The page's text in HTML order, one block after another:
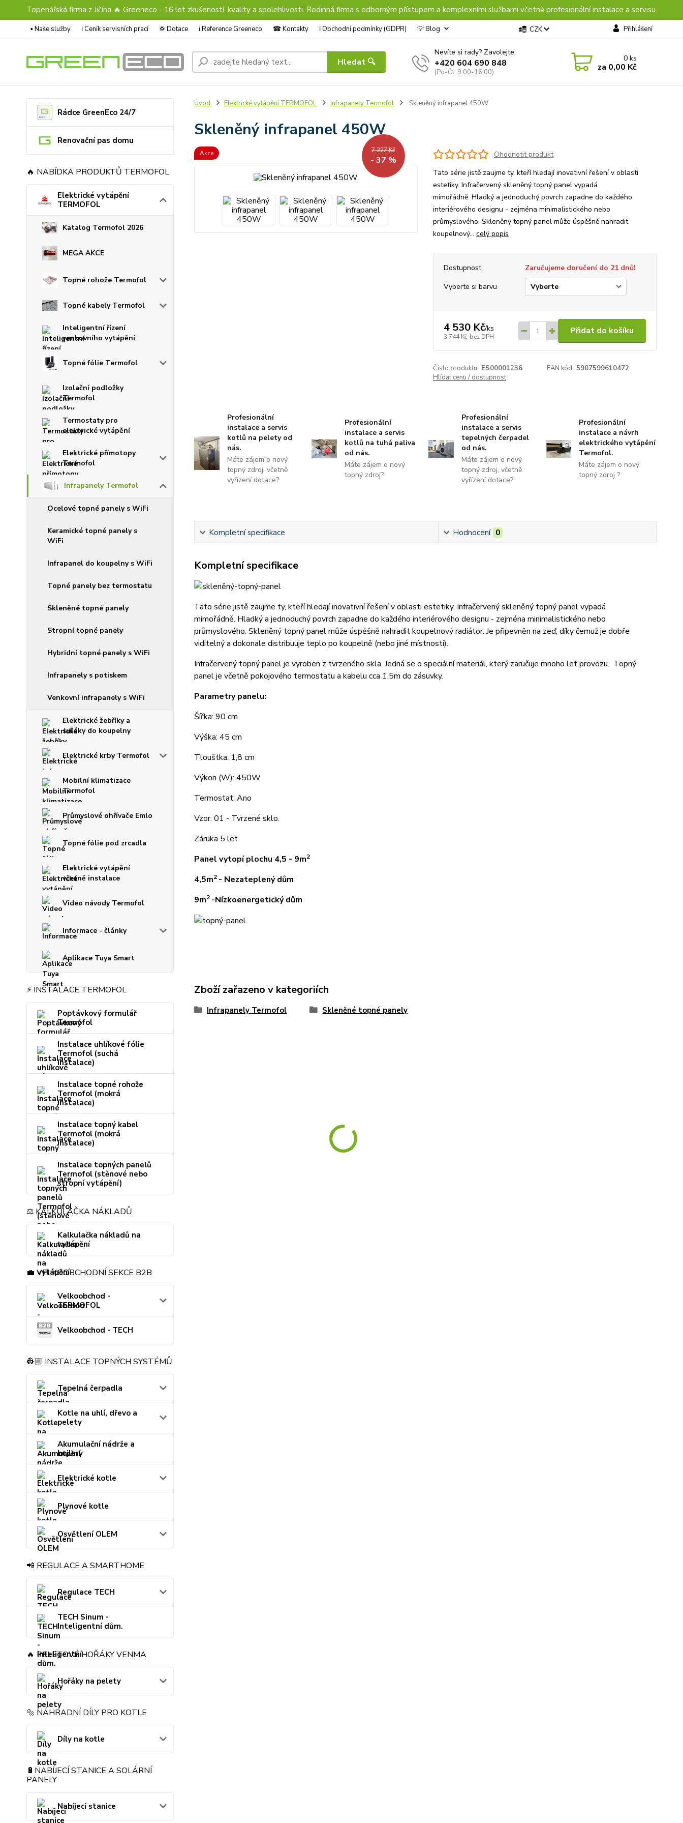
Topenářská firma z Jičína 🔥 Greeneco - 16 let zkušeností, kvality a spolehlivosti. Rodinná firma s odborným přístupem a komplexními službami včetně profesionální instalace a servisu.
▪️ Naše služby ℹ︎ Ceník servisních prací ♽ Dotace ℹ︎ Reference Greeneco ☎︎ Kontakty ℹ︎ Obchodní podmínky (GDPR) 💡 Blog CZK Přihlášení
Hledat 🔍
Nevíte si rady? Zavolejte.
+420 604 690 848
(Po-Čt: 9:00-16:00)
0ks
za 0,00 Kč
Rádce GreenEco 24/7
Renovační pas domu
🔥 NABÍDKA PRODUKTŮ TERMOFOL
Elektrické vytápění
TERMOFOL
Katalog Termofol 2026
MEGA AKCE
Topné rohože Termofol
Topné kabely Termofol
Inteligentní řízení
venkovního vytápění
Topné fólie Termofol
Izolační podložky
Termofol
Termostaty pro
elektrické vytápění
Elektrické přímotopy
Termofol
Infrapanely Termofol
Ocelové topné panely s WiFi
Keramické topné panely s
WiFi
Infrapanel do koupelny s WiFi
Topné panely bez termostatu
Skleněné topné panely
Stropní topné panely
Hybridní topné panely s WiFi
Infrapanely s potiskem
Venkovní infrapanely s WiFi
Elektrické žebříky a
sušáky do koupelny
Elektrické krby Termofol
Mobilní klimatizace
Termofol
Průmyslové ohřívače Emlo
Topné fólie pod zrcadla
Elektrické vytápění
včetně instalace
Video návody Termofol
Informace - články
Aplikace Tuya Smart
⚡ INSTALACE TERMOFOL
Poptávkový formulář
Termofol
Instalace uhlíkové fólie
Termofol (suchá
instalace)
Instalace topné rohože
Termofol (mokrá
instalace)
Instalace topný kabel
Termofol (mokrá
instalace)
Instalace topných panelů
Termofol (stěnové nebo
stropní vytápění)
⚖️ KALKULAČKA NÁKLADŮ
Kalkulačka nákladů na
vytápění
💼 VELKOOBCHODNÍ SEKCE B2B
Velkoobchod -
TERMOFOL
Velkoobchod - TECH
👷🏼 INSTALACE TOPNÝCH SYSTÉMŮ
Tepelná čerpadla
Kotle na uhlí, dřevo a
pelety
Akumulační nádrže a
bojlery
Elektrické kotle
Plynové kotle
Osvětlení OLEM
📲 REGULACE A SMARTHOME
Regulace TECH
TECH Sinum -
Inteligentní dům.
🔥 PELETOVÉ HOŘÁKY VENMA
Hořáky na pelety
🔩 NÁHRADNÍ DÍLY PRO KOTLE
Díly na kotle
🔋NABÍJECÍ STANICE A SOLÁRNÍ
PANELY
Nabíjecí stanice
Úvod Elektrické vytápění TERMOFOL Infrapanely Termofol Skleněný infrapanel 450W
Skleněný infrapanel 450W
Akce 7 227 Kč
- 37 %
Ohodnotit produkt
Tato série jistě zaujme ty, kteří hledají inovativní řešení v oblasti
estetiky. Infračervený skleněný topný panel vypadá
mimořádně. Hladký a jednoduchý povrch zapadne do každého
interiérového designu - zejména minimalistického nebo
průmyslového. Skleněný topný panel může úspěšně nahradit
koupelnový... celý popis
Dostupnost
Zaručujeme doručení do 21 dnů!
Vyberte si barvu
4 530 Kč/ks
3 744 Kč bez DPH
Přidat do košíku
Číslo produktu: ES00001236 EAN kód: 5907599610472
Hlídat cenu / dostupnost
Profesionální
instalace a servis
kotlů na pelety od
nás.
Máte zájem o nový
topný zdroj, včetně
vyřízení dotace?
Profesionální
instalace a servis
kotlů na tuhá paliva
od nás.
Máte zájem o nový
topný zdroj?
Profesionální
instalace a servis
tepelných čerpadel
od nás.
Máte zájem o nový
topný zdroj, včetně
vyřízení dotace?
Profesionální
instalace a návrh
elektrického vytápění
Termofol.
Máte zájem o nový
topný zdroj ?
Kompletní specifikace Hodnocení 0
Kompletní specifikace
Tato série jistě zaujme ty, kteří hledají inovativní řešení v oblasti estetiky. Infračervený skleněný topný panel vypadá
mimořádně. Hladký a jednoduchý povrch zapadne do každého interiérového designu - zejména minimalistického nebo
průmyslového. Skleněný topný panel může úspěšně nahradit koupelnový radiátor. Je připevněn na zeď, díky čemuž je dobře
viditelný a dokonale distribuuje teplo po koupelně (nebo jiné místnosti).
Infračervený topný panel je vyroben z tvrzeného skla. Jedná se o speciální materiál, který zaručuje mnoho let provozu. Topný
panel je včetně pokojového termostatu a kabelu cca 1,5m do zásuvky.
Parametry panelu:
Šířka: 90 cm
Výška: 45 cm
Tlouštka: 1,8 cm
Výkon (W): 450W
Termostat: Ano
Vzor: 01 - Tvrzené sklo.
Záruka 5 let
Panel vytopí plochu 4,5 - 9m2
4,5m2 - Nezateplený dům
9m2 -Nízkoenergetický dům
Zboží zařazeno v kategoriích
Infrapanely Termofol Skleněné topné panely